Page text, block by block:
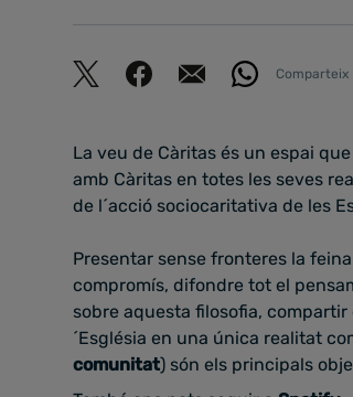
Comparteix
La veu de Càritas és un espai
amb Càritas en totes les seves
de l´acció sociocaritativa de les
Presentar sense fronteres la
compromís, difondre tot el
sobre aquesta filosofia,
´Església en una única realitat
comunitat) són els principals